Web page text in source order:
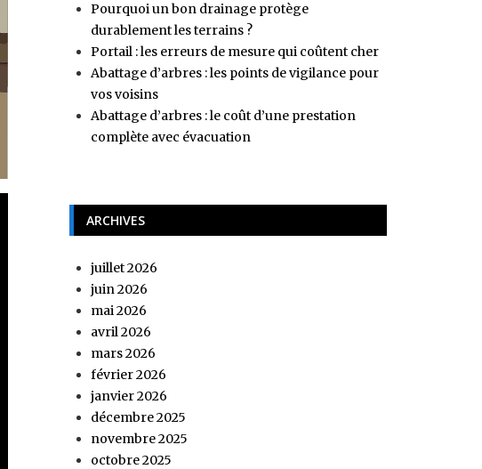
Pourquoi un bon drainage protège
durablement les terrains ?
Portail : les erreurs de mesure qui coûtent cher
Abattage d’arbres : les points de vigilance pour
vos voisins
Abattage d’arbres : le coût d’une prestation
complète avec évacuation
ARCHIVES
juillet 2026
juin 2026
mai 2026
avril 2026
mars 2026
février 2026
janvier 2026
décembre 2025
novembre 2025
octobre 2025